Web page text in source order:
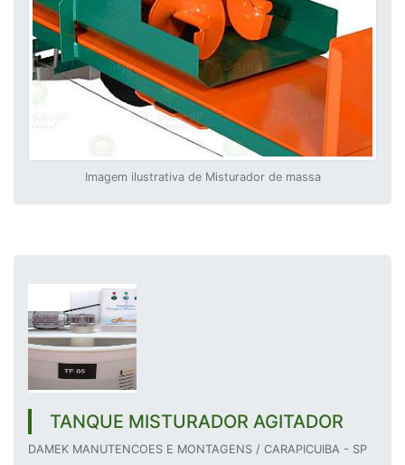
Imagem ilustrativa de Misturador de massa
TANQUE MISTURADOR AGITADOR
DAMEK MANUTENCOES E MONTAGENS / CARAPICUIBA - SP